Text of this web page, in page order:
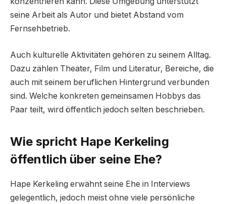
seine Arbeit als Autor und bietet Abstand vom
Fernsehbetrieb.
Auch kulturelle Aktivitäten gehören zu seinem Alltag.
Dazu zählen Theater, Film und Literatur, Bereiche, die
auch mit seinem beruflichen Hintergrund verbunden
sind. Welche konkreten gemeinsamen Hobbys das
Paar teilt, wird öffentlich jedoch selten beschrieben.
Wie spricht Hape Kerkeling
öffentlich über seine Ehe?
Hape Kerkeling erwähnt seine Ehe in Interviews
gelegentlich, jedoch meist ohne viele persönliche